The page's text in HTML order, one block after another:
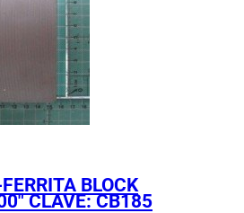
BLOCK
CLAVE: CB185